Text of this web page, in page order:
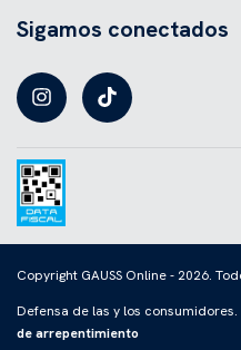
Sigamos conectados
Copyright GAUSS Online - 2026.
Defensa de las y los
de arrepentimiento